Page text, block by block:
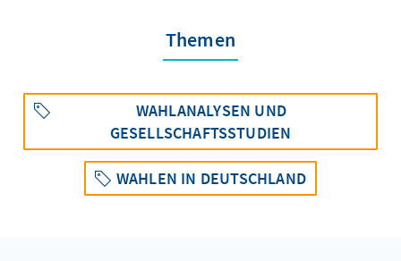
Themen
WAHLANALYSEN UND
GESELLSCHAFTSSTUDIEN
WAHLEN IN DEUTSCHLAND